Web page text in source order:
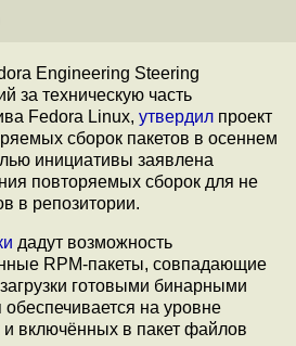
Engineering Steering
за техническую часть
Fedora Linux, утвердил проект
сборок пакетов в осеннем
инициативы заявлена
повторяемых сборок для не
в репозитории.
дадут возможность
RPM-пакеты, совпадающие
готовыми бинарными
на уровне
включённых в пакет файлов